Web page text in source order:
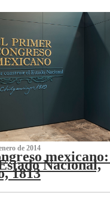
de 2014
Nacional,
1813